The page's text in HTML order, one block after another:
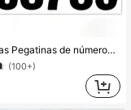
6/12 piezas Pegatinas de números para buzón de vinilo de 1.57 pulgadas, etiquetas de números de dirección grandes autoadhesivas e impermeables, adecuadas para buzones, señales, ventanas, puertas, coches, camiones, casas, locales comerciales, etc. Útiles escolares
(100+)